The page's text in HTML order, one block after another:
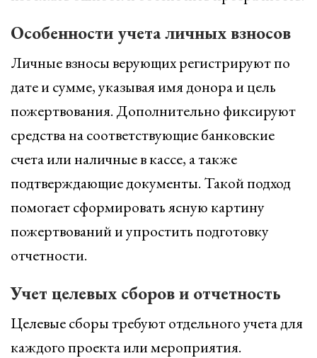
Особенности учета личных взносов
Личные взносы верующих регистрируют по
дате и сумме, указывая имя донора и цель
пожертвования. Дополнительно фиксируют
средства на соответствующие банковские
счета или наличные в кассе, а также
подтверждающие документы. Такой подход
помогает сформировать ясную картину
пожертвований и упростить подготовку
отчетности.
Учет целевых сборов и отчетность
Целевые сборы требуют отдельного учета для
каждого проекта или мероприятия.